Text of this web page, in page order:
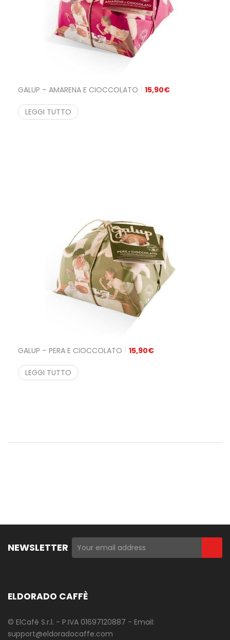
GALUP – AMARENA E CIOCCOLATO 15,90€
LEGGI TUTTO
GALUP – PERA E CIOCCOLATO 15,90€
LEGGI TUTTO
NEWSLETTER
ELDORADO CAFFÈ
© ElCafé S.r.l. - P.IVA 01697120887 - Email:
support@eldoradocaffe.com